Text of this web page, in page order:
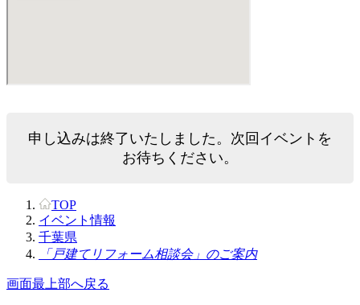
申し込みは終了いたしました。次回イベントを
お待ちください。
TOP
イベント情報
千葉県
「戸建てリフォーム相談会」のご案内
画面最上部へ戻る